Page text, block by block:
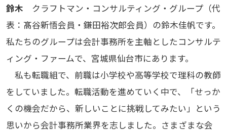
鈴木 クラフトマン・コンサルティング・グループ（代
表：髙谷新悟会員・鎌田裕次郎会員）の鈴木佳帆です。
私たちのグループは会計事務所を主軸としたコンサルテ
ィング・ファームで、宮城県仙台市にあります。
私も転職組で、前職は小学校や高等学校で理科の教師
をしていました。転職活動を進めていく中で、「せっか
くの機会だから、新しいことに挑戦してみたい」という
思いから会計事務所業界を志しました。さまざまな会